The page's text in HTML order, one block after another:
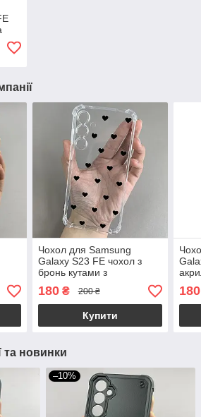
фе
Чохол для Samsung
Galaxy S23 FE чохол з
бронь кутами з
сердечками на телефон
самсунг с23 фе прозорий
q04t
180₴ 200 ₴
Купити
180
та новинки
–10%